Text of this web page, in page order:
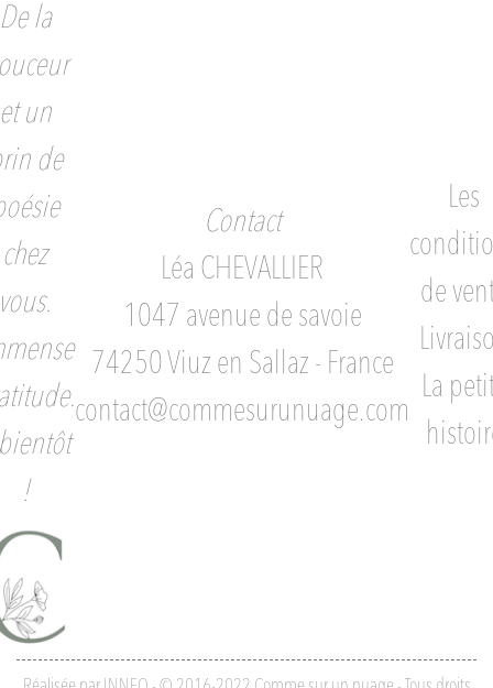
la
un
de
chez
!
Contact
Léa CHEVALLIER
1047 avenue de savoie
74250 Viuz en Sallaz - France
contact@commesurunuage.com
Les
de
La